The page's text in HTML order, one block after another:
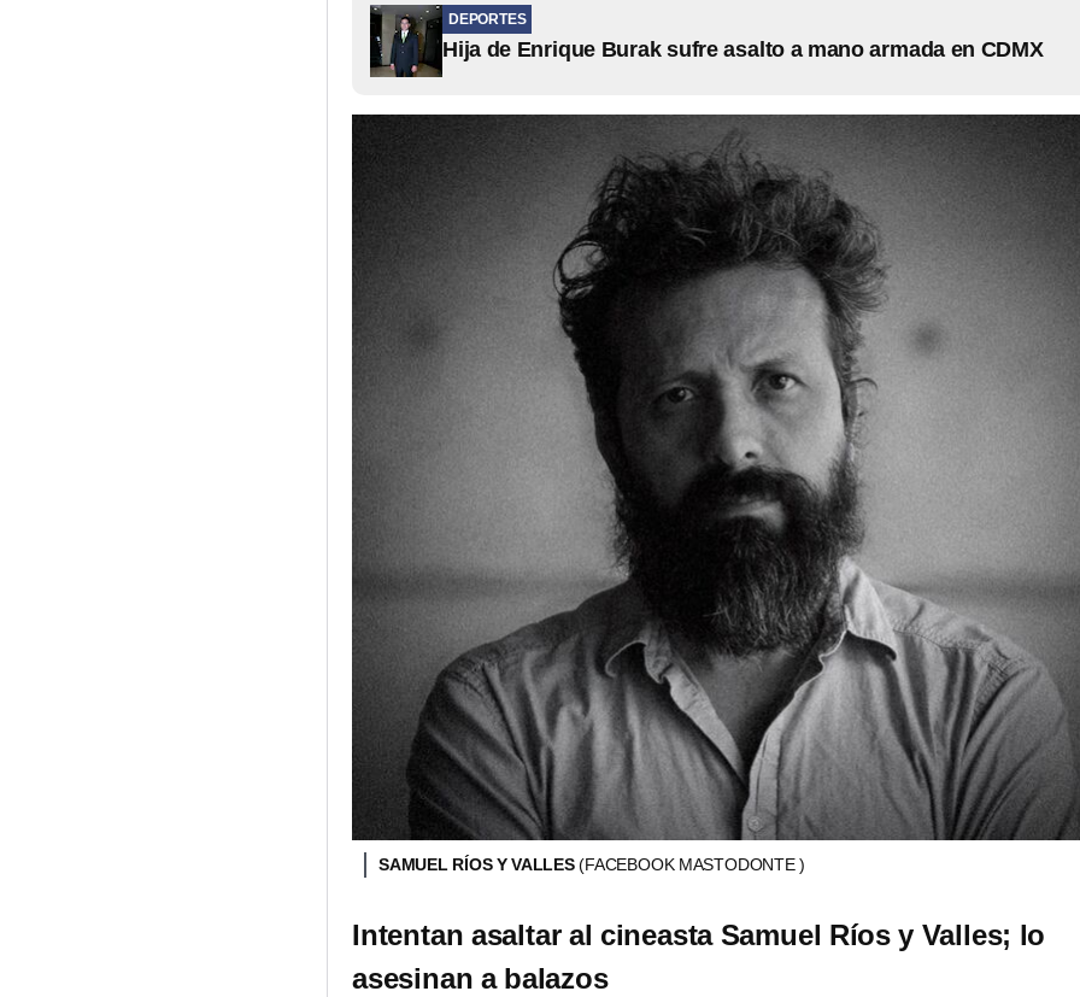
DEPORTES
Hija de Enrique Burak sufre asalto a mano armada en CDMX
SAMUEL RÍOS Y VALLES(FACEBOOK MASTODONTE )
Intentan asaltar al cineasta Samuel Ríos y Valles; lo
asesinan a balazos